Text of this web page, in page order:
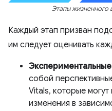
Этапы жизненного
Каждый этап призван
им следует оценивать
собой
Vitals, которые
изменения в